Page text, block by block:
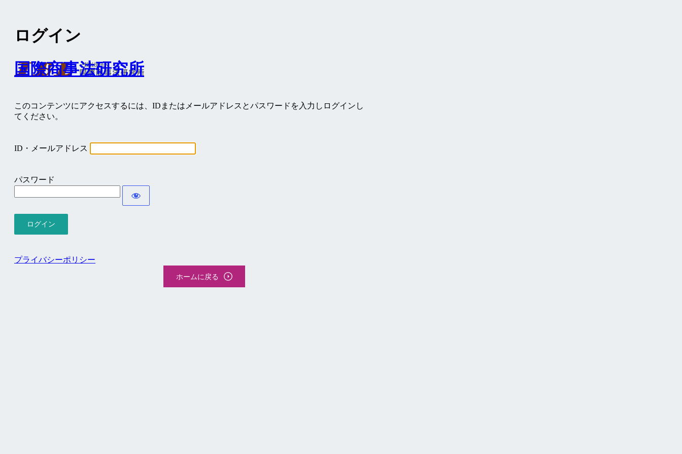
ログイン
国際商事法研究所
このコンテンツにアクセスするには、IDまたはメールアドレスとパスワードを入力しログインし
てください。
ID・メールアドレス
パスワード
プライバシーポリシー
ホームに戻る